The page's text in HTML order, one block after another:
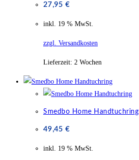
27,95 €
inkl. 19 % MwSt.
zzgl. Versandkosten
Lieferzeit: 2 Wochen
Smedbo Home Handtuchring
49,45 €
inkl. 19 % MwSt.